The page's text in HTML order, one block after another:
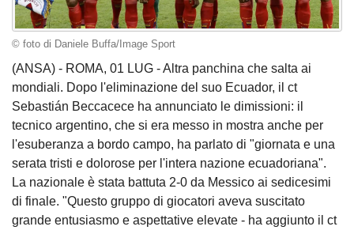
© foto di Daniele Buffa/Image Sport
(ANSA) - ROMA, 01 LUG - Altra panchina che salta ai
mondiali. Dopo l'eliminazione del suo Ecuador, il ct
Sebastián Beccacece ha annunciato le dimissioni: il
tecnico argentino, che si era messo in mostra anche per
l'esuberanza a bordo campo, ha parlato di "giornata e una
serata tristi e dolorose per l'intera nazione ecuadoriana".
La nazionale è stata battuta 2-0 da Messico ai sedicesimi
di finale. "Questo gruppo di giocatori aveva suscitato
grande entusiasmo e aspettative elevate - ha aggiunto il ct